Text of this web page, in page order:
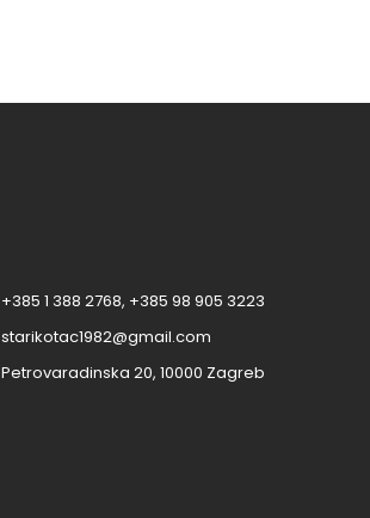
+385 1 388 2768, +385 98 905 3223
starikotac1982@gmail.com
Petrovaradinska 20, 10000 Zagreb